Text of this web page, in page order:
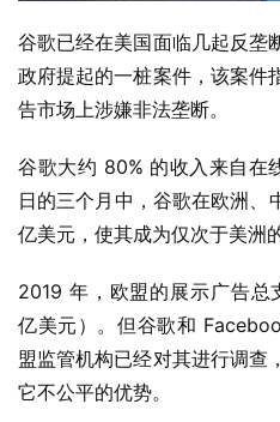
业
W
i
1
1
W
i
谷歌已经在美国面临几起反垄
政府提起的一桩案件，该案件
告市场上涉嫌非法垄断。
谷歌大约 80% 的收入来自在
日的三个月中，谷歌在欧洲、
亿美元，使其成为仅次于美洲
2019 年，欧盟的展示广告
亿美元）。但谷歌和
盟监管机构已经对其进行调查
它不公平的优势。